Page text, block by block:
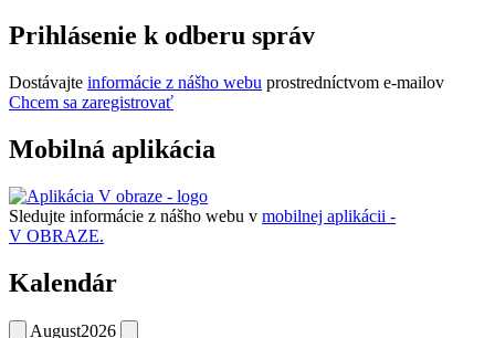
Prihlásenie k odberu správ
Dostávajte informácie z nášho webu prostredníctvom e-mailov
Chcem sa zaregistrovať
Mobilná aplikácia
Sledujte informácie z nášho webu v mobilnej aplikácii -
V OBRAZE.
Kalendár
August2026